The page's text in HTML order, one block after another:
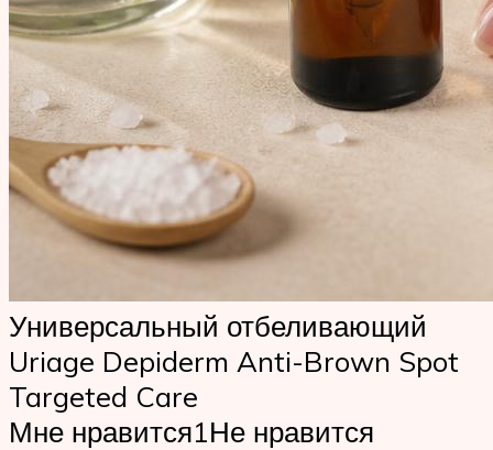
Универсальный отбеливающий
Uriage Depiderm Anti-Brown Spot
Targeted Care
Мне нравится1Не нравится